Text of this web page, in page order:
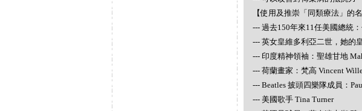
【使用及推崇「同類療法」的名
--- 過去150年來11任美國總統
--- 英女皇維多利亞二世，她的
--- 印度精神領袖：聖雄甘地
--- 荷蘭畫家：梵高 Vincent
--- Beatles 披頭四樂隊成員：
--- 美國歌手 Tina Turner